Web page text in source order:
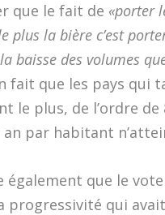
que le fait de «porter
plus la bière c’est
baisse des volumes
fait que les pays qui
le plus, de l’ordre
par habitant
également que le
progressivité qui